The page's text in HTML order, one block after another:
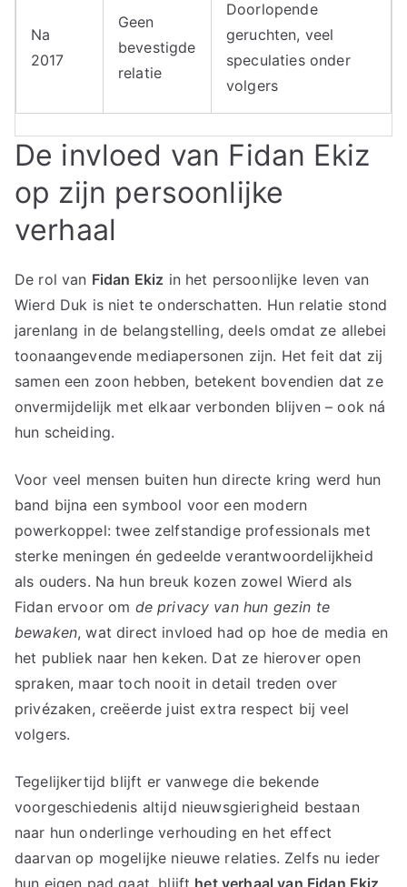
Na
2017
Geen
bevestigde
relatie
Doorlopende
geruchten, veel
speculaties onder
volgers
De invloed van Fidan Ekiz
op zijn persoonlijke
verhaal
De rol van Fidan Ekiz in het persoonlijke leven van
Wierd Duk is niet te onderschatten. Hun relatie stond
jarenlang in de belangstelling, deels omdat ze allebei
toonaangevende mediapersonen zijn. Het feit dat zij
samen een zoon hebben, betekent bovendien dat ze
onvermijdelijk met elkaar verbonden blijven – ook ná
hun scheiding.
Voor veel mensen buiten hun directe kring werd hun
band bijna een symbool voor een modern
powerkoppel: twee zelfstandige professionals met
sterke meningen én gedeelde verantwoordelijkheid
als ouders. Na hun breuk kozen zowel Wierd als
Fidan ervoor om de privacy van hun gezin te
bewaken, wat direct invloed had op hoe de media en
het publiek naar hen keken. Dat ze hierover open
spraken, maar toch nooit in detail treden over
privézaken, creëerde juist extra respect bij veel
volgers.
Tegelijkertijd blijft er vanwege die bekende
voorgeschiedenis altijd nieuwsgierigheid bestaan
naar hun onderlinge verhouding en het effect
daarvan op mogelijke nieuwe relaties. Zelfs nu ieder
hun eigen pad gaat, blijft het verhaal van Fidan Ekiz